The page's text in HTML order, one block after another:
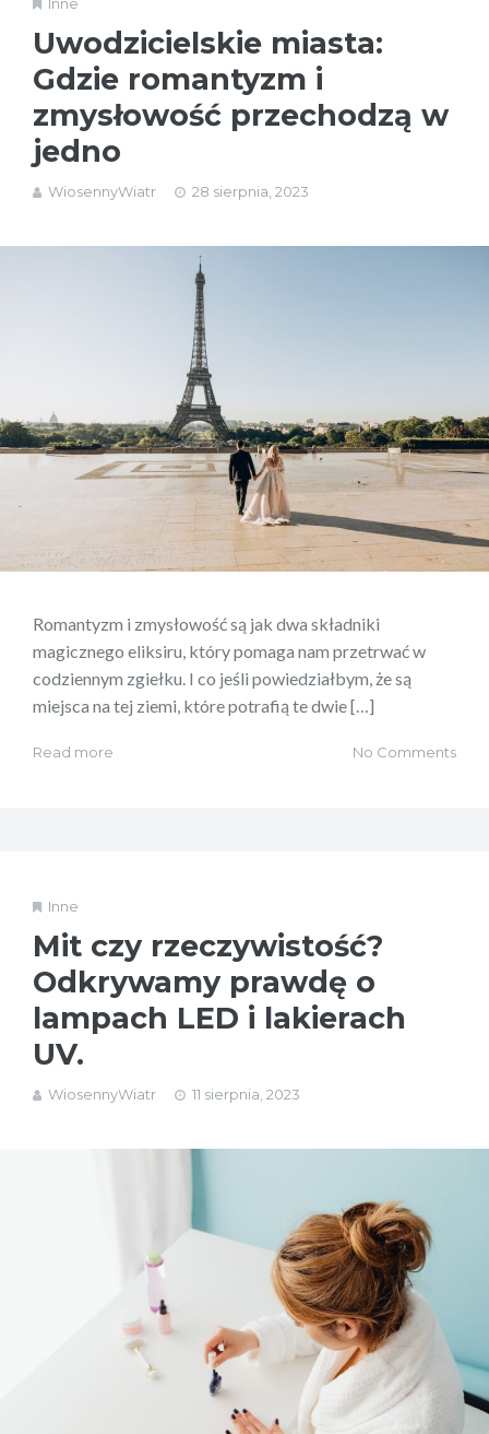
Uwodzicielskie miasta:
Gdzie romantyzm i
zmysłowość przechodzą w
jedno
WiosennyWiatr 28 sierpnia, 2023
Romantyzm i zmysłowość są jak dwa składniki
magicznego eliksiru, który pomaga nam przetrwać w
codziennym zgiełku. I co jeśli powiedziałbym, że są
miejsca na tej ziemi, które potrafią te dwie […]
Read more No Comments
Inne
Mit czy rzeczywistość?
Odkrywamy prawdę o
lampach LED i lakierach
UV.
WiosennyWiatr 11 sierpnia, 2023